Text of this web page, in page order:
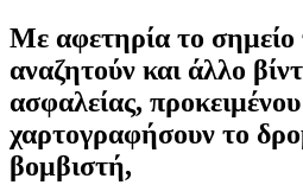
Με αφετηρία το σημείο
αναζητούν και άλλο
ασφαλείας,
χαρτογραφήσουν το
βομβιστή,